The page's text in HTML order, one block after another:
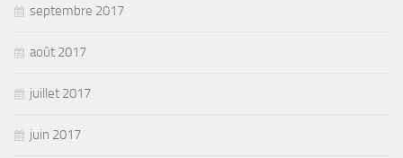
septembre 2017
août 2017
juillet 2017
juin 2017